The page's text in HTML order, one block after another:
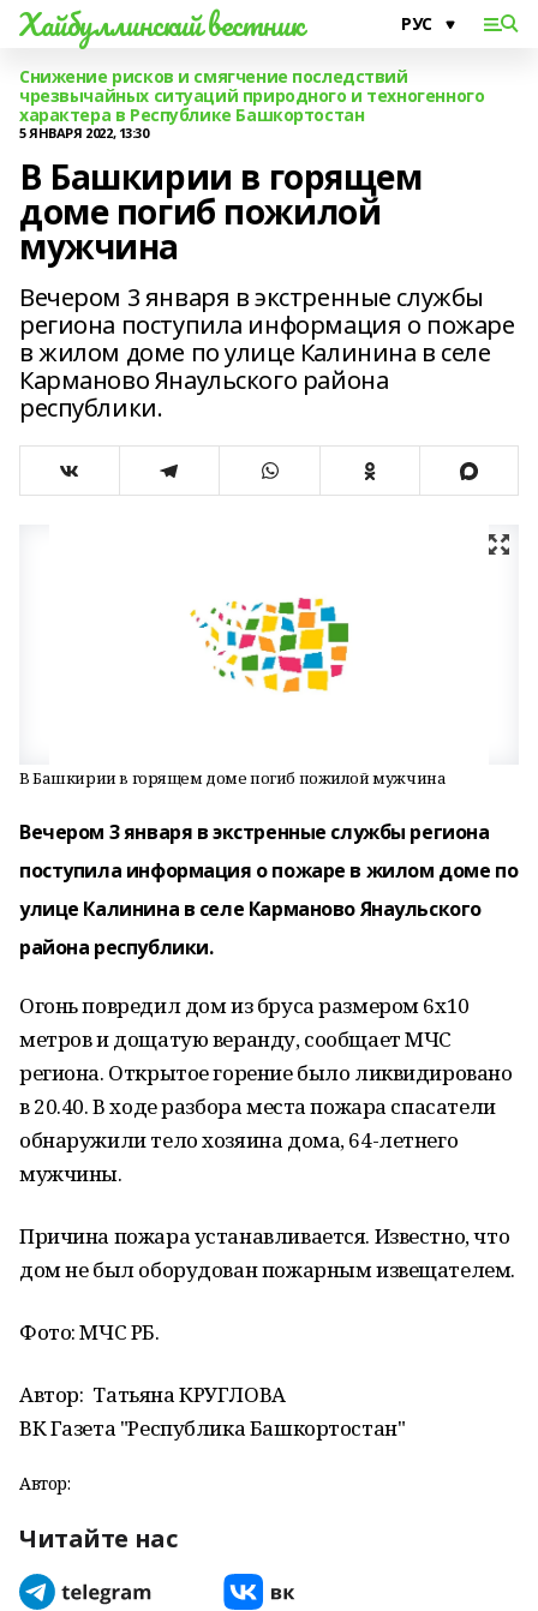
Хайбуллинский вестник
Снижение рисков и смягчение последствий
чрезвычайных ситуаций природного и техногенного
характера в Республике Башкортостан
5 ЯНВАРЯ 2022, 13:30
В Башкирии в горящем
доме погиб пожилой
мужчина
Вечером 3 января в экстренные службы
региона поступила информация о пожаре
в жилом доме по улице Калинина в селе
Карманово Янаульского района
республики.
В Башкирии в горящем доме погиб пожилой мужчина
Вечером 3 января в экстренные службы региона
поступила информация о пожаре в жилом доме по
улице Калинина в селе Карманово Янаульского
района республики.
Огонь повредил дом из бруса размером 6х10
метров и дощатую веранду, сообщает МЧС
региона. Открытое горение было ликвидировано
в 20.40. В ходе разбора места пожара спасатели
обнаружили тело хозяина дома, 64-летнего
мужчины.
Причина пожара устанавливается. Известно, что
дом не был оборудован пожарным извещателем.
Фото: МЧС РБ.
Автор: Татьяна КРУГЛОВА
ВК Газета "Республика Башкортостан"
Автор:
Читайте нас